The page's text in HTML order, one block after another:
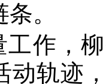
。
工作，
动轨迹